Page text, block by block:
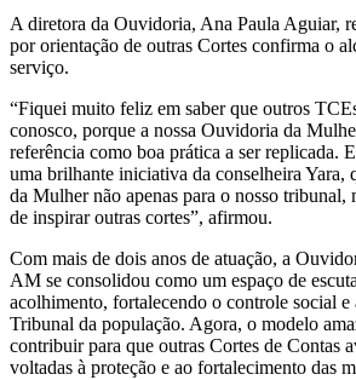
A diretora da Ouvidoria, Ana Paula Aguiar,
por orientação de outras Cortes confirma o
serviço.
“Fiquei muito feliz em saber que outros
conosco, porque a nossa Ouvidoria da
referência como boa prática a ser replicada.
uma brilhante iniciativa da conselheira Yara,
da Mulher não apenas para o nosso tribunal,
de inspirar outras cortes”, afirmou.
Com mais de dois anos de atuação, a
AM se consolidou como um espaço de
acolhimento, fortalecendo o controle social
Tribunal da população. Agora, o modelo
contribuir para que outras Cortes de Contas
voltadas à proteção e ao fortalecimento das